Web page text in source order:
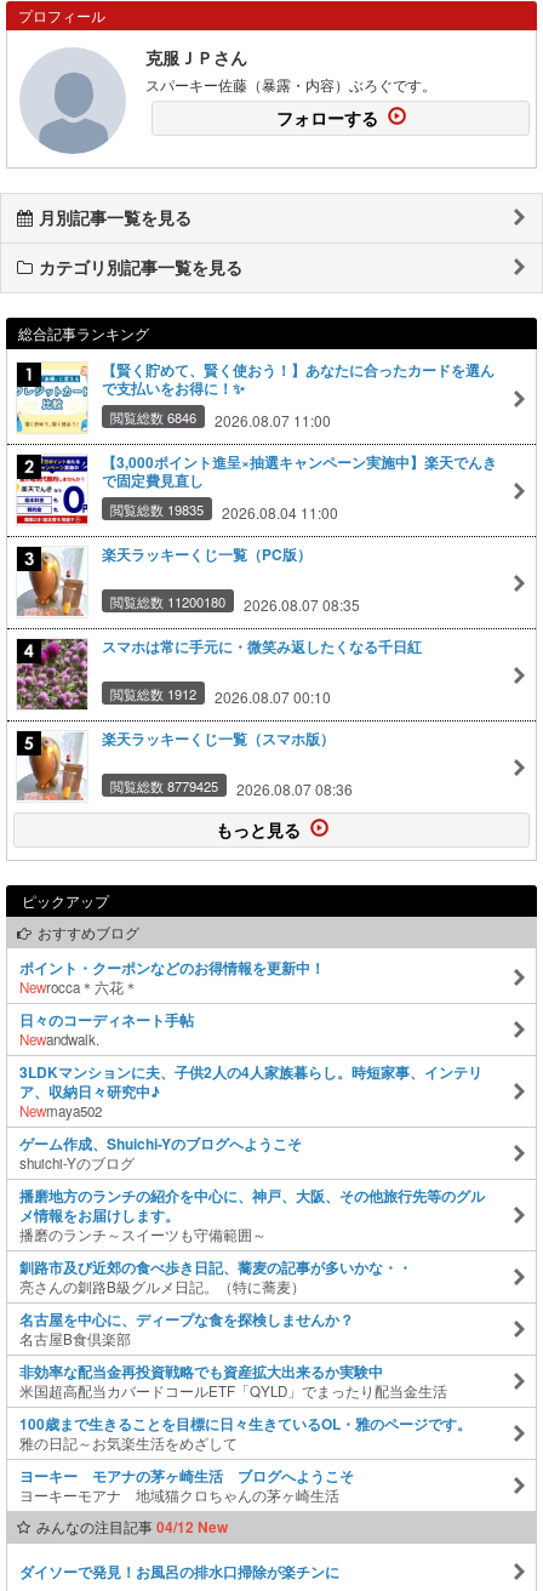
プロフィール
克服ＪＰさん
スパーキー佐藤（暴露・内容）ぶろぐです。
フォローする
月別記事一覧を見る
カテゴリ別記事一覧を見る
総合記事ランキング
【賢く貯めて、賢く使おう！】あなたに合ったカードを選ん
で支払いをお得に！✨
閲覧総数 6846 2026.08.07 11:00
【3,000ポイント進呈×抽選キャンペーン実施中】楽天でんき
で固定費見直し
閲覧総数 19835 2026.08.04 11:00
楽天ラッキーくじ一覧（PC版）
閲覧総数 11200180 2026.08.07 08:35
スマホは常に手元に・微笑み返したくなる千日紅
閲覧総数 1912 2026.08.07 00:10
楽天ラッキーくじ一覧（スマホ版）
閲覧総数 8779425 2026.08.07 08:36
もっと見る
ピックアップ
おすすめブログ
ポイント・クーポンなどのお得情報を更新中！
Newrocca＊六花＊
日々のコーディネート手帖
Newandwalk.
3LDKマンションに夫、子供2人の4人家族暮らし。時短家事、インテリ
ア、収納日々研究中♪
Newmaya502
ゲーム作成、Shuichi-Yのブログへようこそ
shuichi-Yのブログ
播磨地方のランチの紹介を中心に、神戸、大阪、その他旅行先等のグル
メ情報をお届けします。
播磨のランチ～スイーツも守備範囲～
釧路市及び近郊の食べ歩き日記、蕎麦の記事が多いかな・・
亮さんの釧路B級グルメ日記。（特に蕎麦）
名古屋を中心に、ディープな食を探検しませんか？
名古屋B食倶楽部
非効率な配当金再投資戦略でも資産拡大出来るか実験中
米国超高配当カバードコールETF「QYLD」でまったり配当金生活
100歳まで生きることを目標に日々生きているOL・雅のページです。
雅の日記～お気楽生活をめざして
ヨーキー モアナの茅ヶ崎生活 ブログへようこそ
ヨーキーモアナ 地域猫クロちゃんの茅ヶ崎生活
みんなの注目記事04/12 New
ダイソーで発見！お風呂の排水口掃除が楽チンに